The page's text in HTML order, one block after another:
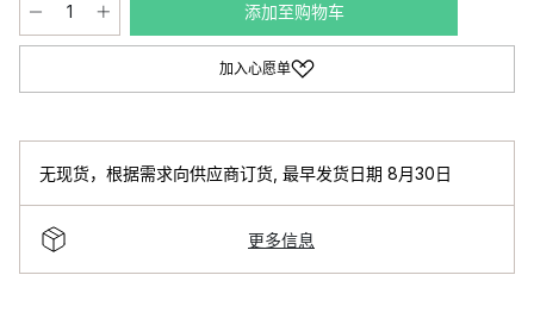
添加至购物车
加入心愿单
无现货，根据需求向供应商订货 最早发货日期 8月30日
更多信息